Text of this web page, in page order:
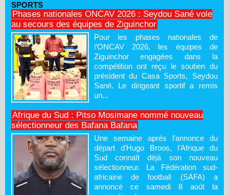
SPORTS
Phases nationales ONCAV 2026 : Seydou Sané vole
au secours des équipes de Ziguinchor
Pour les phases nationales de
l’ONCAV 2026, les équipes de
Ziguinchor engagées dans la
compétition ont reçu le soutien du
président du Casa Sports, Seydou
Sané. Le dirigeant sportif a remis
un...
Afrique du Sud : Pitso Mosimane nommé nouveau
sélectionneur des Bafana Bafana
Une semaine après l’annonce du
départ d’Hugo Broos, l’Afrique du
Sud connaît déjà son nouveau
sélectionneur. La Fédération sud-
africaine de football (SAFA) a
annoncé ce samedi 8 août la